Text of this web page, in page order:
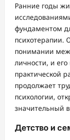
Ранние годы
фундаментом
психотерапии.
понимании
личности, и
практической
продолжает
психологии,
значительный
Детство и